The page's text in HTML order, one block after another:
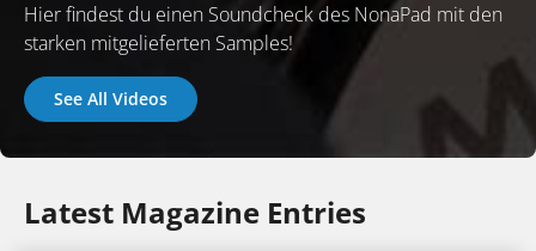
Hier findest du einen Soundcheck des NonaPad mit den
starken mitgelieferten Samples!
See All Videos
Latest Magazine Entries